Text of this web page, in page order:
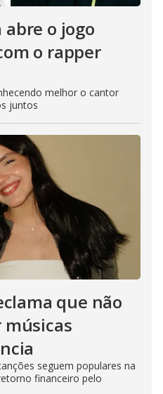
o jogo
o rapper
melhor o cantor
juntos
que não
músicas
seguem populares na
financeiro pelo